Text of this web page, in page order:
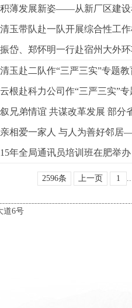
薄发展新姿――从新厂区建设
玉带队赴一队开展综合性工
岱、郑怀明一行赴宿州大外
玉赴二队作“三严三实”专题
根赴科力公司作“三严三实”
兄弟情谊 共谋改革发展 部分
相爱一家人 与人为善好邻居
年全局通讯员培训班在肥举办
2596条 上一页 1 ..
道6号